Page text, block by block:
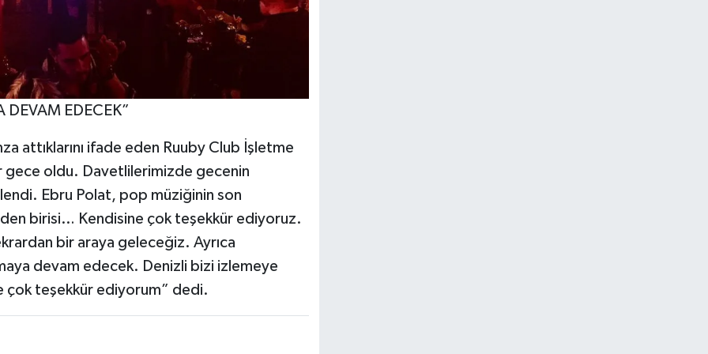
DEVAM EDECEK”
attıklarını ifade eden Ruuby Club İşletme
gece oldu. Davetlilerimizde gecenin
Ebru Polat, pop müziğinin son
birisi… Kendisine çok teşekkür ediyoruz.
bir araya geleceğiz. Ayrıca
devam edecek. Denizli bizi izlemeye
çok teşekkür ediyorum” dedi.